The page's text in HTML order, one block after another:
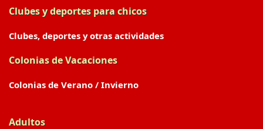
Clubes y deportes para chicos
Clubes, deportes y otras actividades
Colonias de Vacaciones
Colonias de Verano / Invierno
Adultos